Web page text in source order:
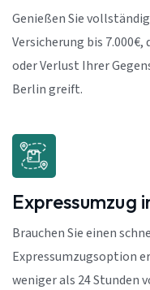
Genießen Sie
Versicherung bis
oder Verlust Ihrer
Berlin greift.
Expressumzug
Brauchen Sie einen
Expressumzugsoption
weniger als 24 Stunden